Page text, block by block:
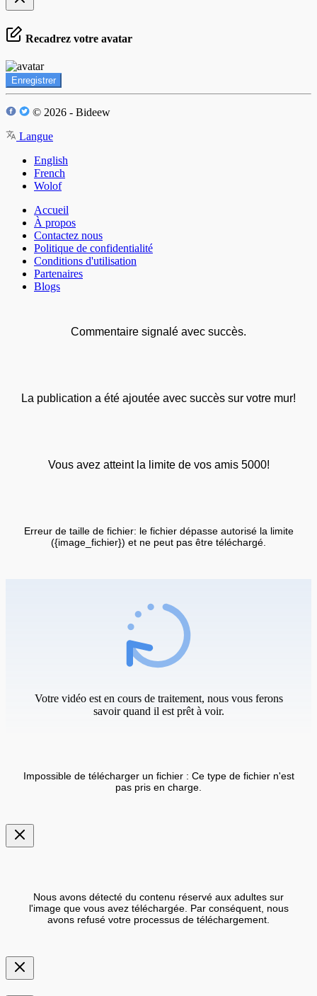
Recadrez votre avatar
Enregistrer
© 2026 - Bideew
Langue
English
French
Wolof
Accueil
À propos
Contactez nous
Politique de confidentialité
Conditions d'utilisation
Partenaires
Blogs
Commentaire signalé avec succès.
La publication a été ajoutée avec succès sur votre mur!
Vous avez atteint la limite de vos amis 5000!
Erreur de taille de fichier: le fichier dépasse autorisé la limite
({image_fichier}) et ne peut pas être téléchargé.
Votre vidéo est en cours de traitement, nous vous ferons
savoir quand il est prêt à voir.
Impossible de télécharger un fichier : Ce type de fichier n'est
pas pris en charge.
Nous avons détecté du contenu réservé aux adultes sur
l'image que vous avez téléchargée. Par conséquent, nous
avons refusé votre processus de téléchargement.